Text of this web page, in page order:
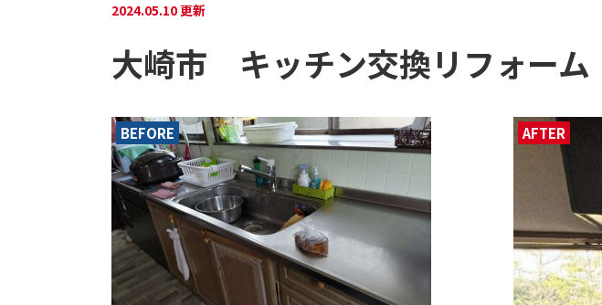
2024.05.10 更新
大崎市 キッチン交換リフォーム
AFTER
BEFORE